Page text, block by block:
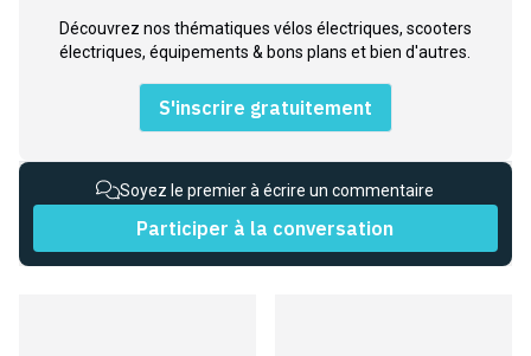
Découvrez nos thématiques vélos électriques, scooters
électriques, équipements & bons plans et bien d'autres.
S'inscrire gratuitement
Soyez le premier à écrire un commentaire
Participer à la conversation